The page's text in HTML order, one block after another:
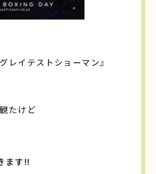
レイテストショーマン』
たけど
ます‼